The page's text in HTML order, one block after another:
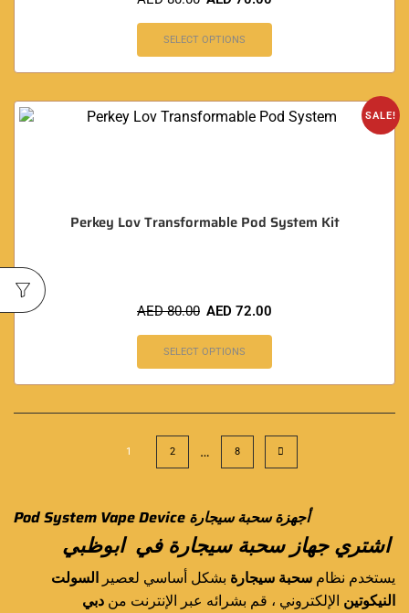
SELECT OPTIONS
SALE!
Perkey Lov Transformable Pod System Kit
AED80.00 AED 72.00
SELECT OPTIONS
1 2 … 8
Pod System Vape Device أجهزة سحبة سيجارة
اشتري جهازسحبة سيجارة في ابوظبي
يستخدم نظام سحبة سيجارة بشكل أساسي لعصير السولت
النيكوتين الإلكتروني ، قم بشرائه عبر الإنترنت من دبي